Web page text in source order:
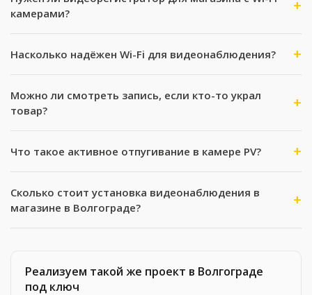
камерами?
Насколько надёжен Wi-Fi для видеонаблюдения?
Можно ли смотреть запись, если кто-то украл
товар?
Что такое активное отпугивание в камере PV?
Сколько стоит установка видеонаблюдения в
магазине в Волгограде?
Реализуем такой же проект в Волгограде
под ключ